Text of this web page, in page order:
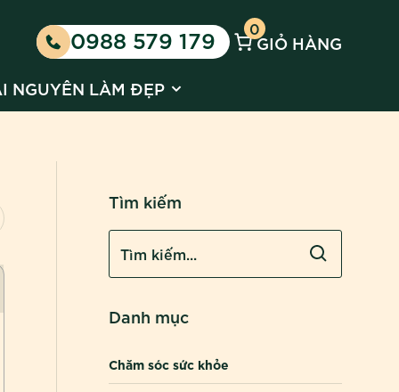
0988 579 179 GIỎ HÀNG
0
doanh cùng Huyền Phi
submenu for Tin tức
NGUYÊN LÀM ĐẸP Show submenu for Tài nguyên
Tìm kiếm
Danh mục
Chăm sóc sức khỏe